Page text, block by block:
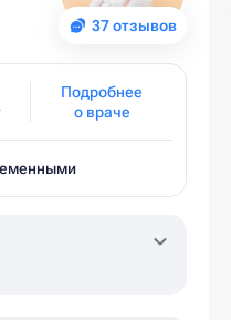
37 отзывов
Подробнее
о враче